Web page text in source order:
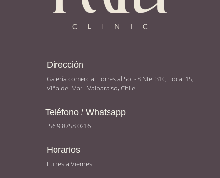
Dirección
Galería comercial Torres al Sol - 8 Nte. 310, Local 15,
Viña del Mar - Valparaíso, Chile
Teléfono / Whatsapp
+56 9 8758 0216
Horarios
Lunes a Viernes